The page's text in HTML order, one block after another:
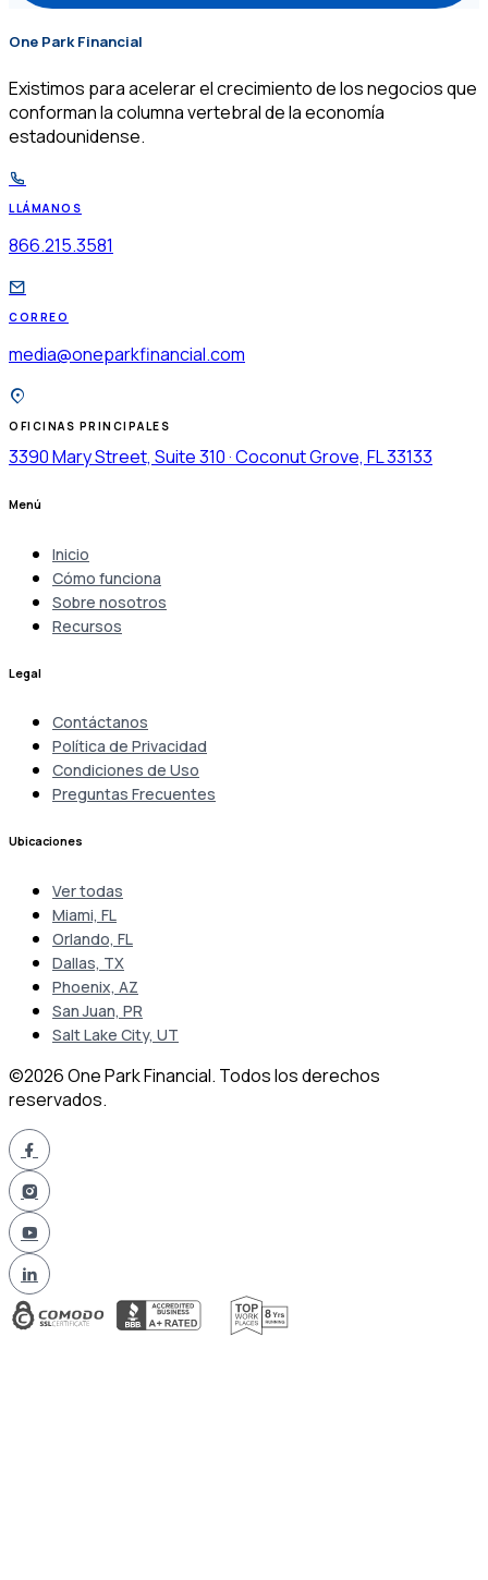
One Park Financial
Existimos para acelerar el crecimiento de los negocios que
conforman la columna vertebral de la economía
estadounidense.
LLÁMANOS
866.215.3581
CORREO
media@oneparkfinancial.com
OFICINAS PRINCIPALES
3390 Mary Street, Suite 310 · Coconut Grove, FL 33133
Menú
Inicio
Cómo funciona
Sobre nosotros
Recursos
Legal
Contáctanos
Política de Privacidad
Condiciones de Uso
Preguntas Frecuentes
Ubicaciones
Ver todas
Miami, FL
Orlando, FL
Dallas, TX
Phoenix, AZ
San Juan, PR
Salt Lake City, UT
©2026 One Park Financial. Todos los derechos
reservados.